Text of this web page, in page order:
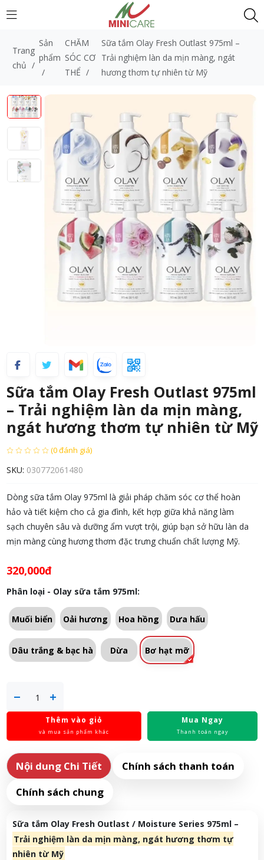
Trang
chủ /
Sản
phẩm
/
CHĂM
SÓC CƠ
THỂ /
Sữa tắm Olay Fresh Outlast 975ml –
Trải nghiệm làn da mịn màng, ngát
hương thơm tự nhiên từ Mỹ
Sữa tắm Olay Fresh Outlast 975ml
– Trải nghiệm làn da mịn màng,
ngát hương thơm tự nhiên từ Mỹ
(0 đánh giá)
SKU: 030772061480
Dòng sữa tắm Olay 975ml là giải pháp chăm sóc cơ thể hoàn
hảo và tiết kiệm cho cả gia đình, kết hợp giữa khả năng làm
sạch chuyên sâu và dưỡng ẩm vượt trội, giúp bạn sở hữu làn da
mịn màng cùng hương thơm đặc trưng chuẩn chất lượng Mỹ.
320,000đ
Phân loại - Olay sữa tắm 975ml:
Muối biển Oải hương Hoa hồng Dưa hấu
Dâu trắng & bạc hà Dừa Bơ hạt mỡ
Thêm vào giỏ
và mua sản phẩm khác
Mua Ngay
Thanh toán ngay
Nội dung Chi Tiết
Chính sách thanh toán
Chính sách chung
Sữa tắm Olay Fresh Outlast / Moisture Series 975ml –
Trải nghiệm làn da mịn màng, ngát hương thơm tự
nhiên từ Mỹ